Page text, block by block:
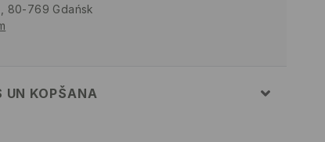
80-769 Gdańsk
UN KOPŠANA